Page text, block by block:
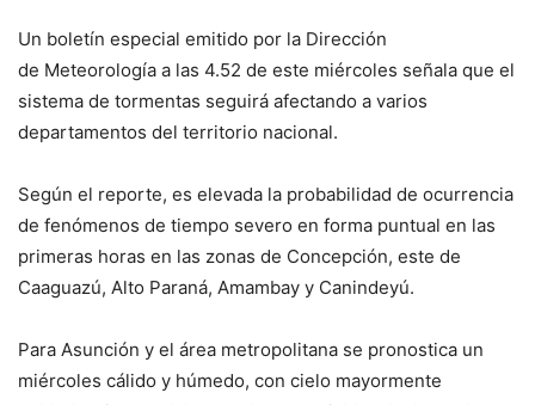
Un boletín especial emitido por la Dirección
de Meteorología a las 4.52 de este miércoles señala que el
sistema de tormentas seguirá afectando a varios
departamentos del territorio nacional.
Según el reporte, es elevada la probabilidad de ocurrencia
de fenómenos de tiempo severo en forma puntual en las
primeras horas en las zonas de Concepción, este de
Caaguazú, Alto Paraná, Amambay y Canindeyú.
Para Asunción y el área metropolitana se pronostica un
miércoles cálido y húmedo, con cielo mayormente